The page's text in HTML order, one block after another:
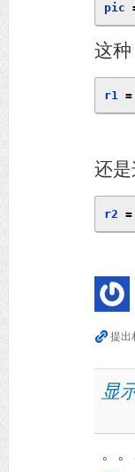
pic
这种
r1 =
还是
r2 =
显
。